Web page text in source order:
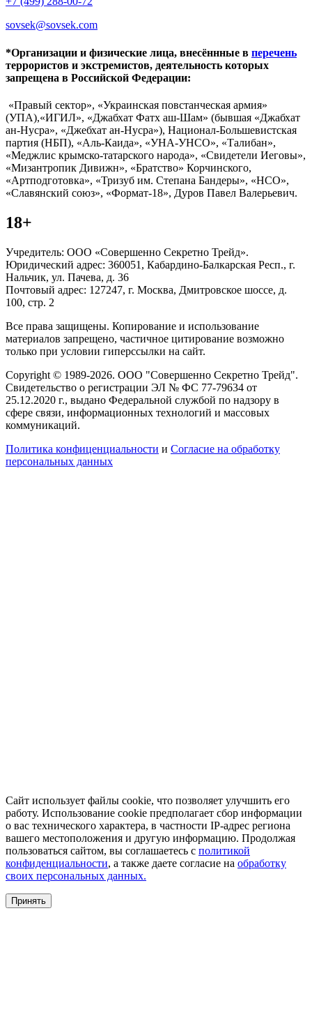
sovsek@sovsek.com
*Организации и физические лица, внесённные в перечень
террористов и экстремистов, деятельность которых
запрещена в Российской Федерации:
«Правый сектор», «Украинская повстанческая армия»
(УПА),«ИГИЛ», «Джабхат Фатх аш-Шам» (бывшая «Джабхат
ан-Нусра», «Джебхат ан-Нусра»), Национал-Большевистская
партия (НБП), «Аль-Каида», «УНА-УНСО», «Талибан»,
«Меджлис крымско-татарского народа», «Свидетели Иеговы»,
«Мизантропик Дивижн», «Братство» Корчинского,
«Артподготовка», «Тризуб им. Степана Бандеры», «НСО»,
«Славянский союз», «Формат-18», Дуров Павел Валерьевич.
18+
Учредитель: ООО «Совершенно Секретно Трейд».
Юридический адрес: 360051, Кабардино-Балкарская Респ., г.
Нальчик, ул. Пачева, д. 36
Почтовый адрес: 127247, г. Москва, Дмитровское шоссе, д.
100, стр. 2
Все права защищены. Копирование и использование
материалов запрещено, частичное цитирование возможно
только при условии гиперссылки на сайт.
Copyright © 1989-2026. ООО "Совершенно Секретно Трейд".
Свидетельство о регистрации ЭЛ № ФС 77-79634 от
25.12.2020 г., выдано Федеральной службой по надзору в
сфере связи, информационных технологий и массовых
коммуникаций.
Политика конфиценциальности и Согласие на обработку
персональных данных
Сайт использует файлы cookie, что позволяет улучшить его
работу. Использование cookie предполагает сбор информации
о вас технического характера, в частности IP-адрес региона
вашего местоположения и другую информацию. Продолжая
пользоваться сайтом, вы соглашаетесь с политикой
конфиденциальности, а также даете согласие на обработку
своих персональных данных.
Принять